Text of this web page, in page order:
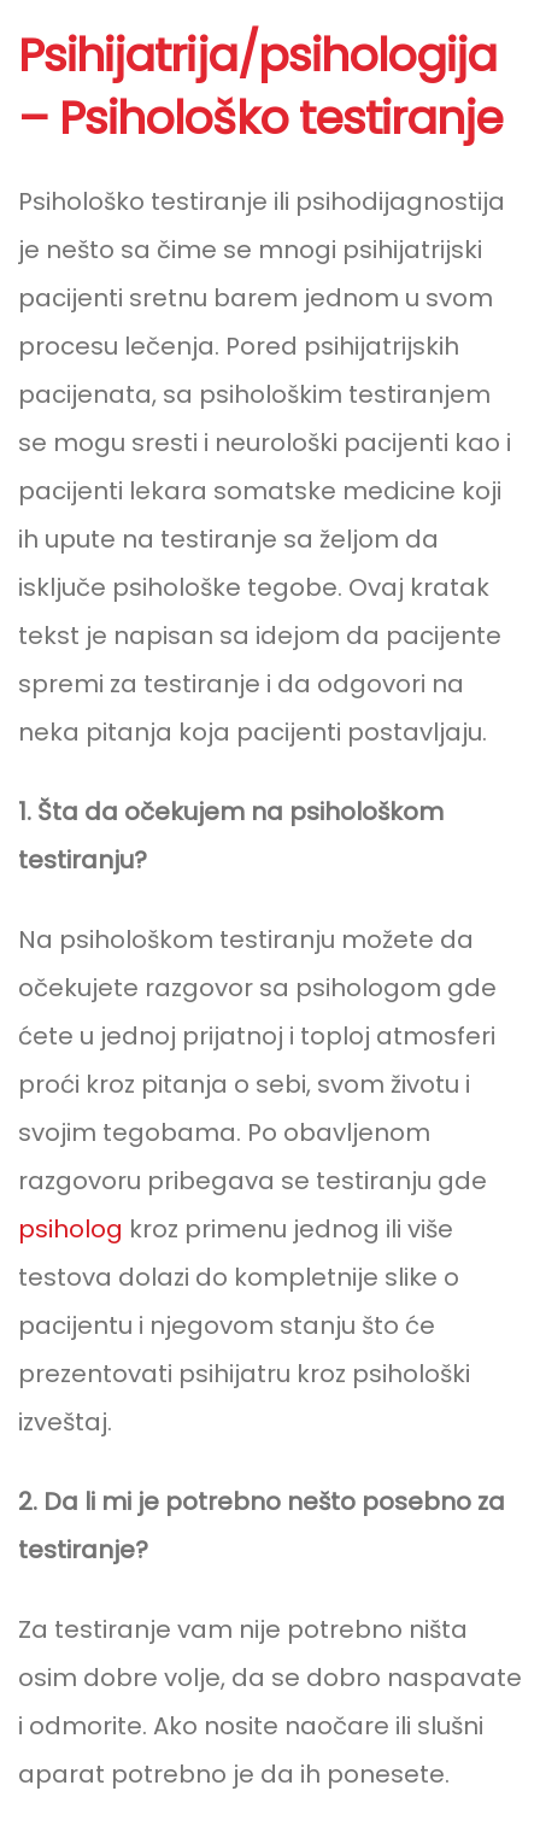
Psihijatrija/psihologija
– Psihološko testiranje
Psihološko testiranje ili psihodijagnostija
je nešto sa čime se mnogi psihijatrijski
pacijenti sretnu barem jednom u svom
procesu lečenja. Pored psihijatrijskih
pacijenata, sa psihološkim testiranjem
se mogu sresti i neurološki pacijenti kao i
pacijenti lekara somatske medicine koji
ih upute na testiranje sa željom da
isključe psihološke tegobe. Ovaj kratak
tekst je napisan sa idejom da pacijente
spremi za testiranje i da odgovori na
neka pitanja koja pacijenti postavljaju.
1. Šta da očekujem na psihološkom
testiranju?
Na psihološkom testiranju možete da
očekujete razgovor sa psihologom gde
ćete u jednoj prijatnoj i toploj atmosferi
proći kroz pitanja o sebi, svom životu i
svojim tegobama. Po obavljenom
razgovoru pribegava se testiranju gde
psiholog kroz primenu jednog ili više
testova dolazi do kompletnije slike o
pacijentu i njegovom stanju što će
prezentovati psihijatru kroz psihološki
izveštaj.
2. Da li mi je potrebno nešto posebno za
testiranje?
Za testiranje vam nije potrebno ništa
osim dobre volje, da se dobro naspavate
i odmorite. Ako nosite naočare ili slušni
aparat potrebno je da ih ponesete.